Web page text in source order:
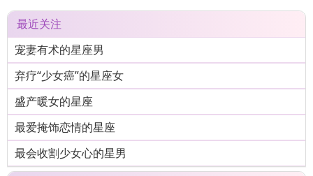
最近关注
宠妻有术的星座男
弃疗“少女癌”的星座女
盛产暖女的星座
最爱掩饰恋情的星座
最会收割少女心的星男